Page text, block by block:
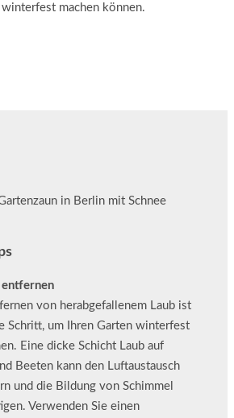
machen können.
entfernen
von herabgefallenem Laub ist
Schritt, um Ihren Garten winterfest
Eine dicke Schicht Laub auf
Beeten kann den Luftaustausch
und die Bildung von Schimmel
Verwenden Sie einen